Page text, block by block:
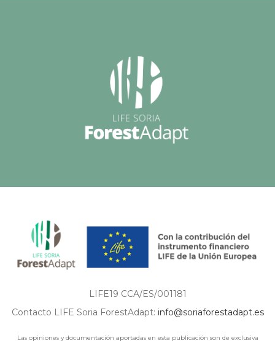
LIFE19 CCA/ES/001181
Contacto LIFE Soria ForestAdapt: info@soriaforestadapt.es
Las opiniones y documentación aportadas en esta publicación son de exclusiva